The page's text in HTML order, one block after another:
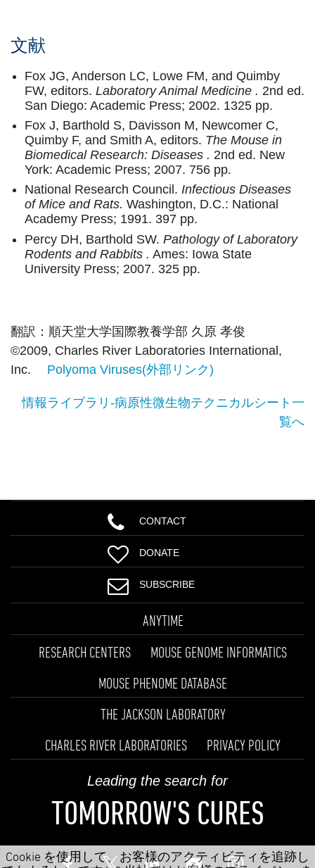
文献
Fox JG, Anderson LC, Lowe FM, and Quimby
FW, editors. Laboratory Animal Medicine . 2nd ed.
San Diego: Academic Press; 2002. 1325 pp.
Fox J, Barthold S, Davisson M, Newcomer C,
Quimby F, and Smith A, editors. The Mouse in
Biomedical Research: Diseases . 2nd ed. New
York: Academic Press; 2007. 756 pp.
National Research Council. Infectious Diseases
of Mice and Rats. Washington, D.C.: National
Academy Press; 1991. 397 pp.
Percy DH, Barthold SW. Pathology of Laboratory
Rodents and Rabbits . Ames: Iowa State
University Press; 2007. 325 pp.
翻訳：順天堂大学国際教養学部 久原 孝俊
©2009, Charles River Laboratories International,
Inc. Polyoma Viruses(外部リンク)
情報ライブラリ-病原性微生物テクニカルシート一
覧へ
CONTACT
DONATE
SUBSCRIBE
ANYTIME
RESEARCH CENTERS
MOUSE GENOME INFORMATICS
MOUSE PHENOME DATABASE
THE JACKSON LABORATORY
CHARLES RIVER LABORATORIES
PRIVACY POLICY
Leading the search for
TOMORROW'S CURES
Cookie を使用して、お客様のアクティビティを追跡し